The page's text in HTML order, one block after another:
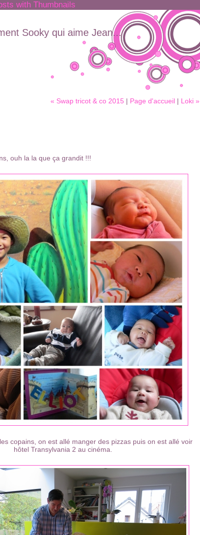
Sooky qui aime Jean...
« Swap tricot & co 2015 | Page d'accueil | Loki »
ouh la la que ça grandit !!!
copains, on est allé manger des pizzas puis on est allé voir
hôtel Transylvania 2 au cinéma.